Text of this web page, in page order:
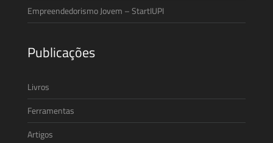
Empreendedorismo Jovem – StartIUPI
Publicações
Livros
Ferramentas
Artigos